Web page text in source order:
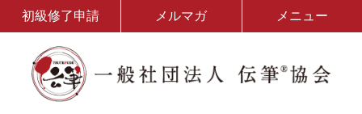
初級修了申請 メルマガ メニュー